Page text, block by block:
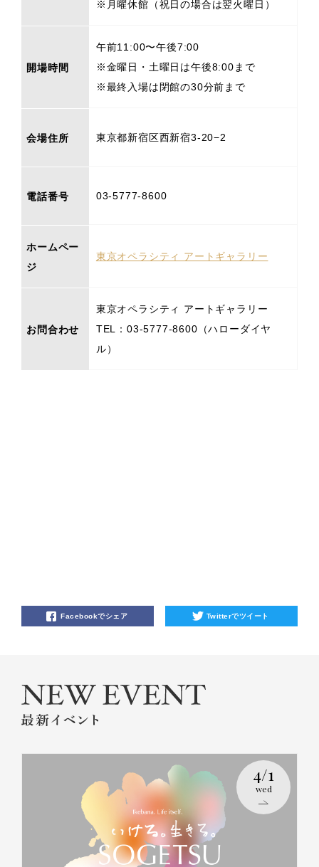
※月曜休館（祝日の場合は翌火曜日）
開場時間
午前11:00〜午後7:00
※金曜日・土曜日は午後8:00まで
※最終入場は閉館の30分前まで
会場住所 東京都新宿区西新宿3-20−2
電話番号 03-5777-8600
ホームペー
ジ
東京オペラシティ アートギャラリー
お問合わせ
東京オペラシティ アートギャラリー
TEL：03-5777-8600（ハローダイヤ
ル）
Facebookでシェア Twitterでツイート
4/1
wed